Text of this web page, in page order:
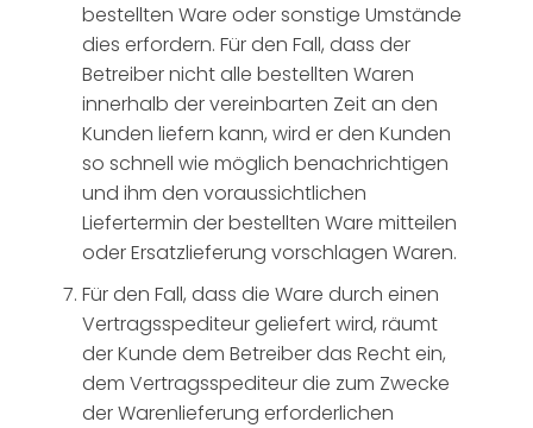
bestellten Ware oder sonstige Umstände
dies erfordern. Für den Fall, dass der
Betreiber nicht alle bestellten Waren
innerhalb der vereinbarten Zeit an den
Kunden liefern kann, wird er den Kunden
so schnell wie möglich benachrichtigen
und ihm den voraussichtlichen
Liefertermin der bestellten Ware mitteilen
oder Ersatzlieferung vorschlagen Waren.
Für den Fall, dass die Ware durch einen
Vertragsspediteur geliefert wird, räumt
der Kunde dem Betreiber das Recht ein,
dem Vertragsspediteur die zum Zwecke
der Warenlieferung erforderlichen